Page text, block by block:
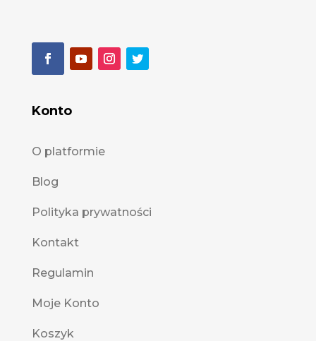
Konto
O platformie
Blog
Polityka prywatności
Kontakt
Regulamin
Moje Konto
Koszyk